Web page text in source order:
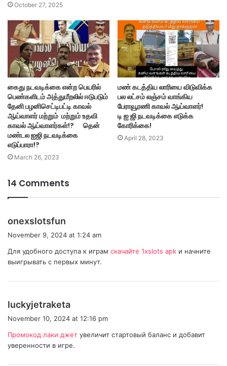
October 27, 2025
கைது நடவடிக்கை என்ற பெயரில்
பெண்களிடம் அத்துமீறலில் ஈடுபடும்
தேனி பழனிசெட்டிபட்டி காவல்
ஆய்வாளர் மற்றும் மற்றும் உதவி
காவல் ஆய்வாளர்கள்!? தென்
மண்டல ஐஜி நடவடிக்கை
எடுப்பாரா!?
March 26, 2023
மண் கடத்திய லாரியை விடுவிக்க
பல லட்சம் லஞ்சம் வாங்கிய
பேராவூரணி காவல் ஆய்வாளர்!
டி ஐ ஜி நடவடிக்கை எடுக்க
கோரிக்கை!
April 28, 2023
14 Comments
onexslotsfun
s
:
November 9, 2024 at 1:24 am
Для удобного доступа к играм скачайте 1xslots apk и начните
выигрывать с первых минут.
luckyjetraketa
s
:
November 10, 2024 at 12:16 pm
Промокод лаки джет увеличит стартовый баланс и добавит
уверенности в игре.